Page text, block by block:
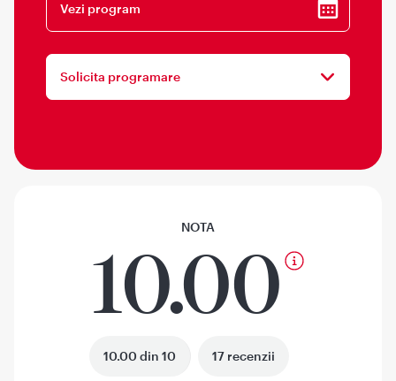
Vezi program
Solicita programare
NOTA
10.00
10.00 din 10 17 recenzii